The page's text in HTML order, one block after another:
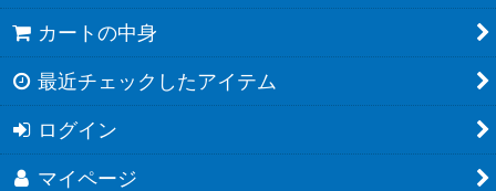
カートの中身
最近チェックしたアイテム
ログイン
マイページ